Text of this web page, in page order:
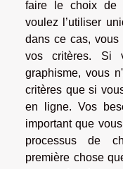
faire le choix de
voulez l’utiliser
dans ce cas,
vos critères. Si
graphisme, vous
critères que si
en ligne. Vos
important que
processus de
première chose